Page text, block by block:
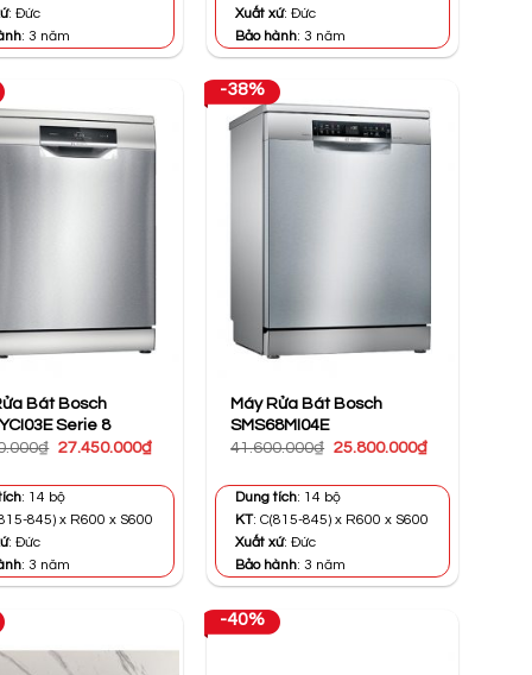
: Đức
: 3 năm
Xuất xứ: Đức
Bảo hành: 3 năm
Bát Bosch
Serie 8
₫ Giá
72.990.000₫.
27.450.000₫Giá
27.450.000₫.
: 14 bộ
845) x R600 x S600
: Đức
: 3 năm
-38%
Máy Rửa Bát Bosch
SMS68MI04E
41.600.000₫ Giá
41.600.000₫.
25.800.000₫Giá
25.800.000₫.
Dung tích: 14 bộ
KT: C(815-845) x R600 x S600
Xuất xứ: Đức
Bảo hành: 3 năm
-40%